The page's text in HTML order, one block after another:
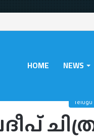
HOME NEWS
Telugu